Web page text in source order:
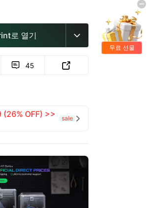
로 열기 
 45 
OFF) >>
sale 
무료 선물